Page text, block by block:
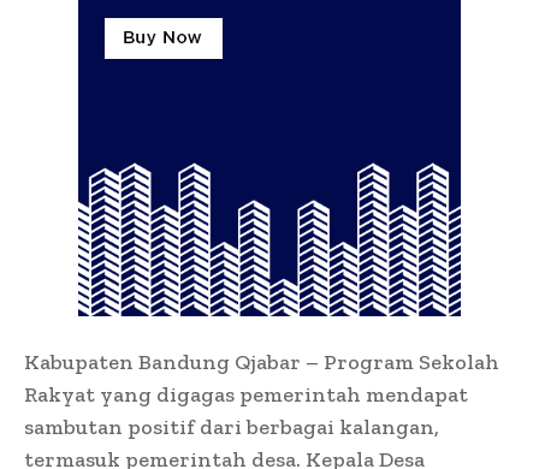
Kabupaten Bandung Qjabar – Program Sekolah
Rakyat yang digagas pemerintah mendapat
sambutan positif dari berbagai kalangan,
termasuk pemerintah desa. Kepala Desa